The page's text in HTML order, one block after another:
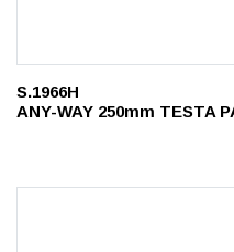
S.1966H
ANY-WAY 250mm TESTA